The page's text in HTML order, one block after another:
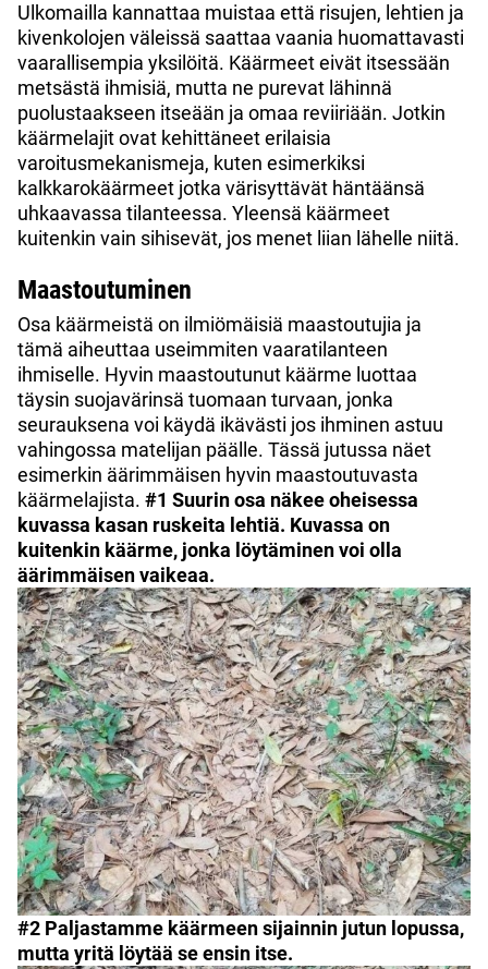
Ulkomailla kannattaa muistaa että risujen, lehtien ja
kivenkolojen väleissä saattaa vaania huomattavasti
vaarallisempia yksilöitä. Käärmeet eivät itsessään
metsästä ihmisiä, mutta ne purevat lähinnä
puolustaakseen itseään ja omaa reviiriään. Jotkin
käärmelajit ovat kehittäneet erilaisia
varoitusmekanismeja, kuten esimerkiksi
kalkkarokäärmeet jotka värisyttävät häntäänsä
uhkaavassa tilanteessa. Yleensä käärmeet
kuitenkin vain sihisevät, jos menet liian lähelle niitä.
Maastoutuminen
Osa käärmeistä on ilmiömäisiä maastoutujia ja
tämä aiheuttaa useimmiten vaaratilanteen
ihmiselle. Hyvin maastoutunut käärme luottaa
täysin suojavärinsä tuomaan turvaan, jonka
seurauksena voi käydä ikävästi jos ihminen astuu
vahingossa matelijan päälle. Tässä jutussa näet
esimerkin äärimmäisen hyvin maastoutuvasta
käärmelajista. #1 Suurin osa näkee oheisessa
kuvassa kasan ruskeita lehtiä. Kuvassa on
kuitenkin käärme, jonka löytäminen voi olla
äärimmäisen vaikeaa.
#2 Paljastamme käärmeen sijainnin jutun lopussa,
mutta yritä löytää se ensin itse.